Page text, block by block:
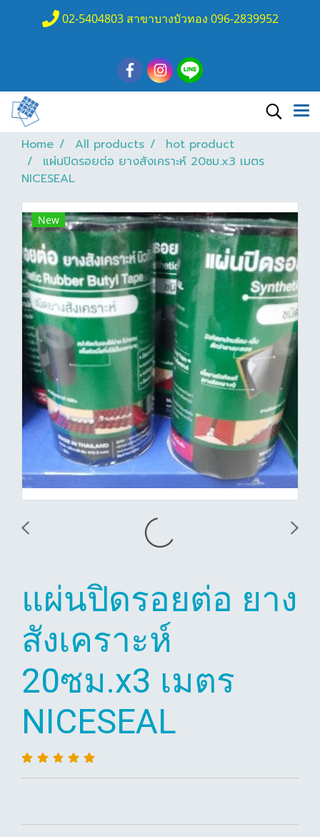
02-5404803 สาขาบางบัวทอง 096-2839952
Home All products
hot product
แผ่นปิดรอยต่อ ยางสังเคราะห์ 20ซม.x3 เมตร
NICESEAL
New
แผ่นปิดรอยต่อ ยาง
สังเคราะห์
20ซม.x3 เมตร
NICESEAL